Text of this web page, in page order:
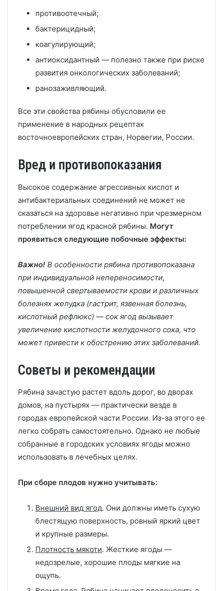
противоотечный;
бактерицидный;
коагулирующий;
антиоксидантный — полезно также при риске
развития онкологических заболеваний;
ранозаживляющий.
Все эти свойства рябины обусловили ее
применение в народных рецептах
восточноевропейских стран, Норвегии, России.
Вред и противопоказания
Высокое содержание агрессивных кислот и
антибактериальных соединений не может не
сказаться на здоровье негативно при чрезмерном
потреблении ягод красной рябины. Могут
проявиться следующие побочные эффекты:
Важно! В особенности рябина противопоказана
при индивидуальной непереносимости,
повышенной свертываемости крови и различных
болезнях желудка (гастрит, язвенная болезнь,
кислотный рефлюкс) — сок ягод вызывает
увеличение кислотности желудочного сока, что
может привести к обострению этих заболеваний.
Советы и рекомендации
Рябина зачастую растет вдоль дорог, во дворах
домов, на пустырях — практически везде в
городах европейской части России. Из-за этого ее
легко собрать самостоятельно. Однако не любые
собранные в городских условиях ягоды можно
использовать в лечебных целях.
При сборе плодов нужно учитывать:
Внешний вид ягод. Они должны иметь сухую
блестящую поверхность, ровный яркий цвет
и крупные размеры.
Плотность мякоти. Жесткие ягоды —
недозрелые, хорошие плоды мягкие на
ощупь.